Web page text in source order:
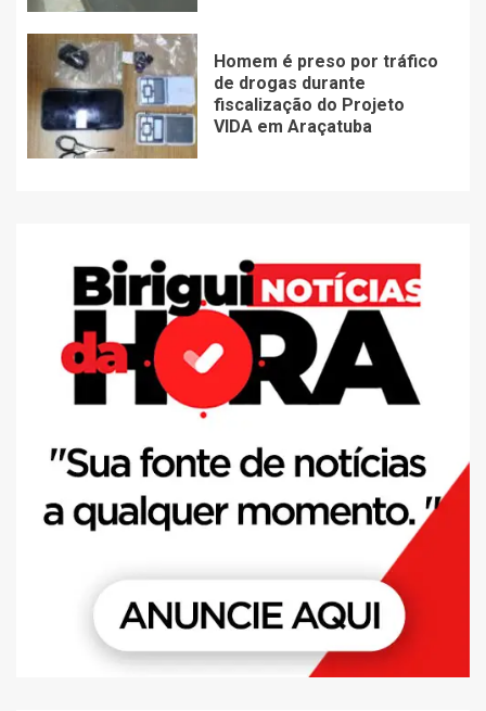
Homem é preso por tráfico
de drogas durante
fiscalização do Projeto
VIDA em Araçatuba